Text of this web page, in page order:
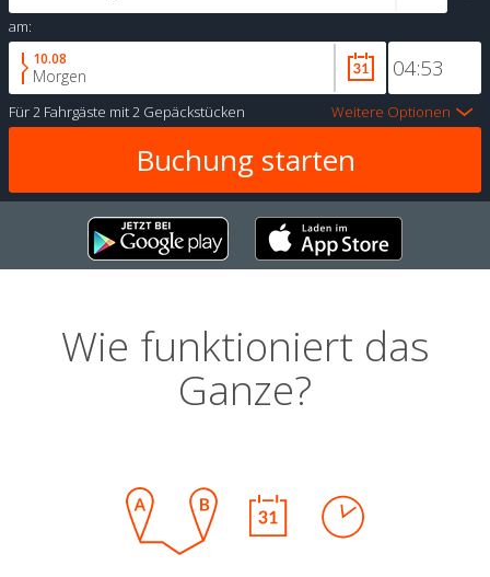
am:
10.08
Morgen
Für2 Fahrgäste mit2 Gepäckstücken Weitere Optionen
Wie funktioniert das
Ganze?